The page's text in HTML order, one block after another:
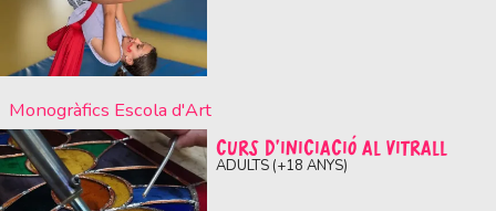
Monogràfics Escola d'Art
CURS D’INICIACIÓ AL VITRALL
ADULTS (+18 ANYS)